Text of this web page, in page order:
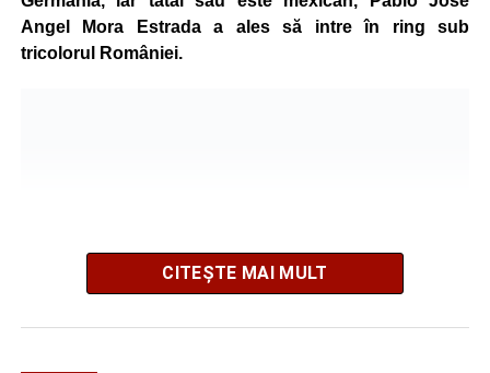
Angel Mora Estrada a ales să intre în ring sub
tricolorul României.
CITEȘTE MAI MULT